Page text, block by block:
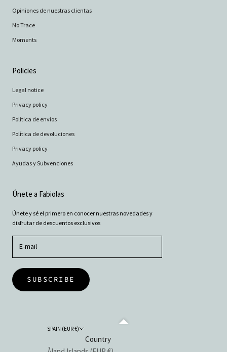
Opiniones de nuestras clientas
No Trace
Moments
Policies
Legal notice
Privacy policy
Política de envíos
Política de devoluciones
Privacy policy
Ayudas y Subvenciones
Únete a Fabiolas
Únete y sé el primero en conocer nuestras novedades y
disfrutar de descuentos exclusivos
SUBSCRIBE
SPAIN (EUR €)
Country